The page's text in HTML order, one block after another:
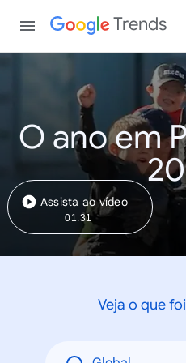
Trends
O ano em
Assista ao vídeo
01:31
Veja o que